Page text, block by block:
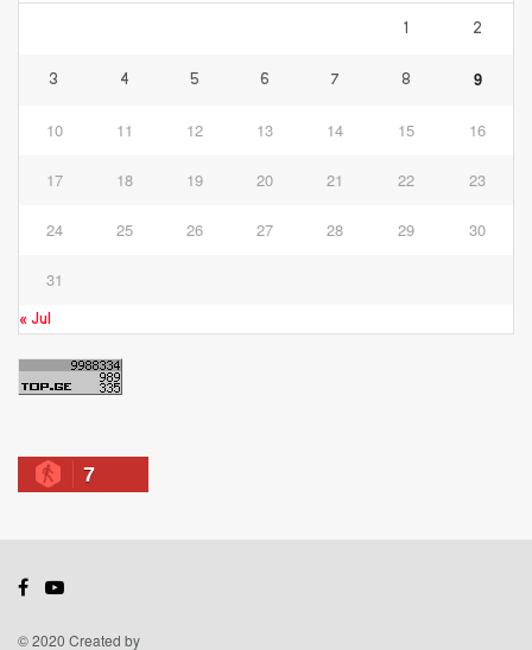
1 2
3 4 5 6 7 8 9
10 11 12 13 14 15 16
17 18 19 20 21 22 23
24 25 26 27 28 29 30
31
« Jul
7
© 2020 Created by